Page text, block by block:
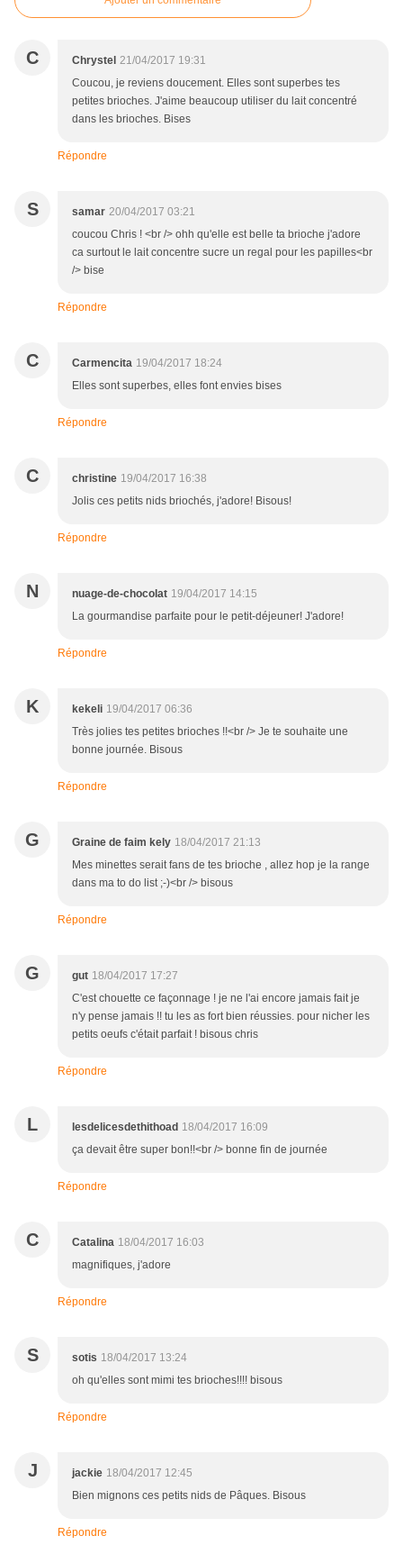
C Chrystel 21/04/2017 19:31
Coucou, je reviens doucement. Elles sont superbes tes
petites brioches. J'aime beaucoup utiliser du lait concentré
dans les brioches. Bises
Répondre
S samar 20/04/2017 03:21
coucou Chris ! <br /> ohh qu'elle est belle ta brioche j'adore
ca surtout le lait concentre sucre un regal pour les papilles<br
/> bise
Répondre
C Carmencita 19/04/2017 18:24
Elles sont superbes, elles font envies bises
Répondre
C christine 19/04/2017 16:38
Jolis ces petits nids briochés, j'adore! Bisous!
Répondre
N nuage-de-chocolat 19/04/2017 14:15
La gourmandise parfaite pour le petit-déjeuner! J'adore!
Répondre
K kekeli 19/04/2017 06:36
Très jolies tes petites brioches !!<br /> Je te souhaite une
bonne journée. Bisous
Répondre
G Graine de faim kely 18/04/2017 21:13
Mes minettes serait fans de tes brioche , allez hop je la range
dans ma to do list ;-)<br /> bisous
Répondre
G gut 18/04/2017 17:27
C'est chouette ce façonnage ! je ne l'ai encore jamais fait je
n'y pense jamais !! tu les as fort bien réussies. pour nicher les
petits oeufs c'était parfait ! bisous chris
Répondre
L lesdelicesdethithoad 18/04/2017 16:09
ça devait être super bon!!<br /> bonne fin de journée
Répondre
C Catalina 18/04/2017 16:03
magnifiques, j'adore
Répondre
S sotis 18/04/2017 13:24
oh qu'elles sont mimi tes brioches!!!! bisous
Répondre
J jackie 18/04/2017 12:45
Bien mignons ces petits nids de Pâques. Bisous
Répondre